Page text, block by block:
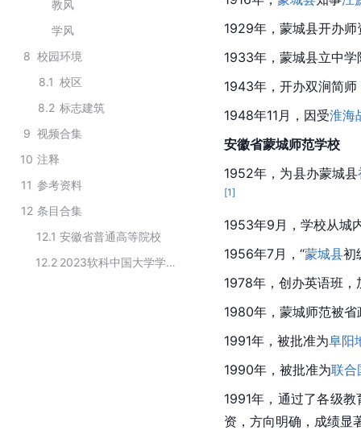
教风
学风
8 校园环境
8.1 校区
8.2 标志建筑
9 视频合集
10 注释
11 参考资料
12 条目合集
12.1 安徽省普通高等院校
12.2
2023软科中国大学学前教育专业排名
1929年，蒙城县开办
1933年，蒙城县立中
1943年，开办双涧简
1948年11月，因受淮海
安徽省蒙城师范学校
1952年，为县办蒙城县
[1]
1953年9月，学校从城
1956年7月，“蒙城县初
1978年，创办英语班
1980年，蒙城师范被
1991年，被批准为阜阳
1990年，被批准为联合
1991年，通过了各级
资，方向明确，成绩显